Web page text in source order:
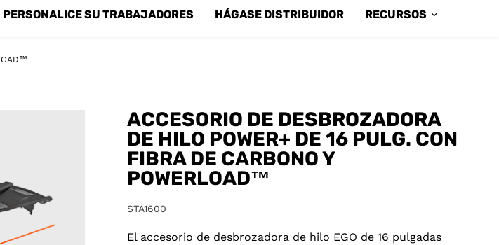
PERSONALICE SU TRABAJADORES HÁGASE DISTRIBUIDOR RECURSOS
ACCESORIO DE DESBROZADORA
DE HILO POWER+ DE 16 PULG. CON
FIBRA DE CARBONO Y
POWERLOAD™
STA1600
El accesorio de desbrozadora de hilo EGO de 16 pulgadas